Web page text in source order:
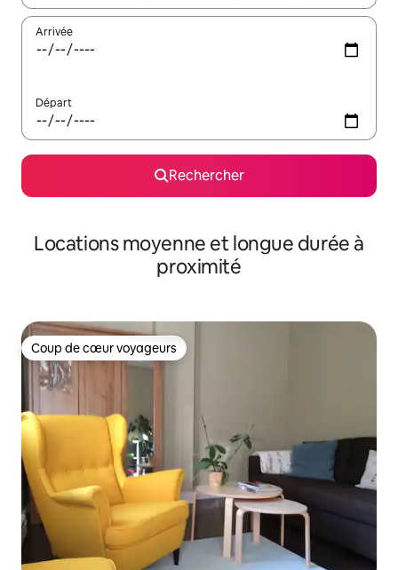
Arrivée
Départ
Rechercher
Locations moyenne et longue durée à
proximité
Coup de cœur voyageurs
Coup de cœur voyageurs